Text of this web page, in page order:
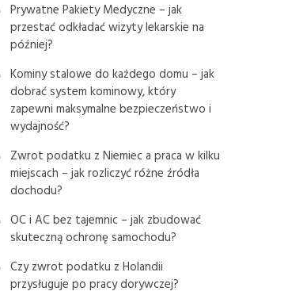
Prywatne Pakiety Medyczne – jak
przestać odkładać wizyty lekarskie na
później?
Kominy stalowe do każdego domu – jak
dobrać system kominowy, który
zapewni maksymalne bezpieczeństwo i
wydajność?
Zwrot podatku z Niemiec a praca w kilku
miejscach – jak rozliczyć różne źródła
dochodu?
OC i AC bez tajemnic – jak zbudować
skuteczną ochronę samochodu?
Czy zwrot podatku z Holandii
przysługuje po pracy dorywczej?